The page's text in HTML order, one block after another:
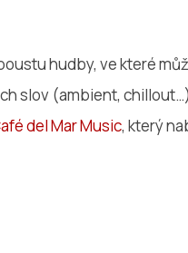
hudby, ve které
slov (ambient,
del Mar Music, který